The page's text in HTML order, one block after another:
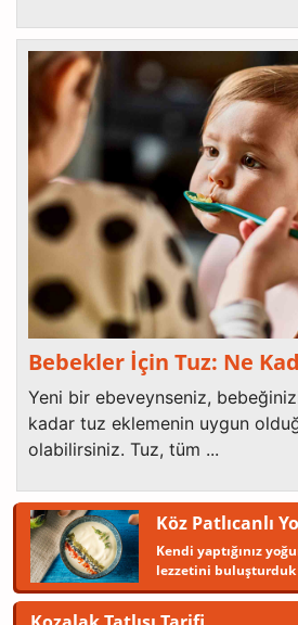
Bebekler İçin Tuz: Ne
Yeni bir ebeveynseniz,
kadar tuz eklemenin uygun
olabilirsiniz. Tuz, tüm ...
Köz Patlıcanlı
Kendi yaptığınız
lezzetini buluşturduk